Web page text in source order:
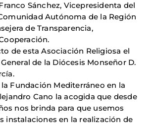
Sánchez, Vicepresidenta del
Autónoma de la Región
de Transparencia,
de esta Asociación Religiosa el
de la Diócesis Monseñor D.
Fundación Mediterráneo en la
Cano la acogida que desde
nos brinda para que usemos
instalaciones en la realización de